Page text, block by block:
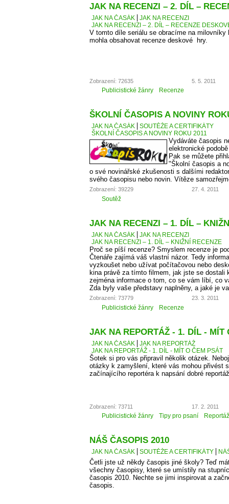
JAK NA RECENZI – 2. DÍL –
JAK NA ČASÁK
JAK NA RECENZI
JAK NA RECENZI – 2. DÍL – RECENZE
V tomto díle seriálu se obracíme na milovníky
mohla obsahovat recenze deskové hry.
Zobrazení: 72635 5. 5. 2011
Publicistické žánry Recenze
ŠKOLNÍ ČASOPIS A NOVINY
JAK NA ČASÁK
SOUTĚŽE A CERTIFIKÁTY
ŠKOLNÍ ČASOPIS A NOVINY ROKU 2011
Vydáváte časopis
elektronické
Pak se můžete
"Školní časopis a
o své novinářské zkušenosti s dalšími
svého časopisu nebo novin. Vítěze
Zobrazení: 39229 27. 4. 2011
Soutěž
JAK NA RECENZI – 1. DÍL –
JAK NA ČASÁK
JAK NA RECENZI
JAK NA RECENZI – 1. DÍL – KNIŽNÍ RECENZE
Proč se píší recenze? Smyslem recenze je
Čtenáře zajímá váš vlastní názor. Tedy
vyzkoušet nebo užívat počítačovou nebo
kina právě za tímto filmem, jak jste se dostali
zejména informace o tom, co se vám líbí, co
Zda byly vaše představy naplněny, a jaké je
Zobrazení: 73779 23. 3. 2011
Publicistické žánry Recenze
JAK NA REPORTÁŽ - 1. DÍL - MÍT
JAK NA ČASÁK
JAK NA REPORTÁŽ
JAK NA REPORTÁŽ - 1. DÍL - MÍT O ČEM PSÁT
Šotek si pro vás připravil několik otázek.
otázky k zamyšlení, které vás mohou přivést
začínajícího reportéra k napsání dobré
Zobrazení: 73711 17. 2. 2011
Publicistické žánry Tipy pro psaní Reportáž
NÁŠ ČASOPIS 2010
JAK NA ČASÁK SOUTĚŽE A CERTIFIKÁTY
Četli jste už někdy časopis jiné školy? Teď
všechny časopisy, které se umístily na
časopis 2010. Nechte se jimi inspirovat a
časopis.